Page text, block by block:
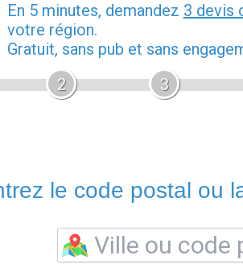
En 5 minutes, demandez 3 devis
votre région.
Gratuit, sans pub et sans
2 3
le code postal ou